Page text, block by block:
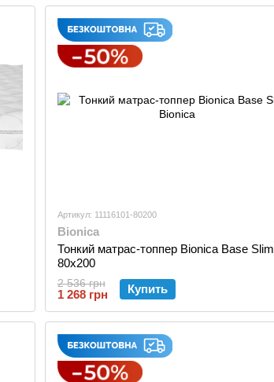
Артикул: 11116101-80200
Bionica
Тонкий матрас-топпер Bionica Base Slim
80x200
2 536 грн
1 268 грн Купить